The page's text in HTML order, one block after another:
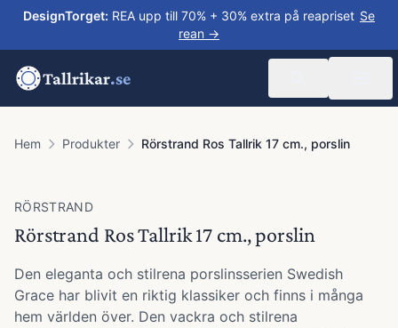
DesignTorget: REA upp till 70% + 30% extra på reapriset Se
rean →
Tallrikar.se
Hem Produkter Rörstrand Ros Tallrik 17 cm., porslin
RÖRSTRAND
Rörstrand Ros Tallrik 17 cm., porslin
Den eleganta och stilrena porslinsserien Swedish
Grace har blivit en riktig klassiker och finns i många
hem världen över. Den vackra och stilrena